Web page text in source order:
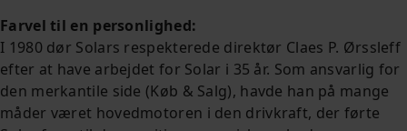
Farvel til en personlighed:
I 1980 dør Solars respekterede direktør Claes P. Ørssleff
efter at have arbejdet for Solar i 35 år. Som ansvarlig for
den merkantile side (Køb & Salg), havde han på mange
måder været hovedmotoren i den drivkraft, der førte